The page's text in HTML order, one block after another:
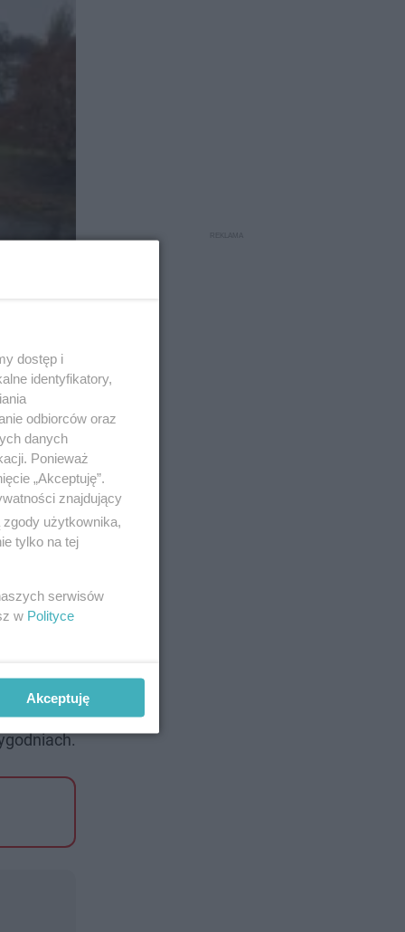
dostęp i
identyfikatory,
odbiorców oraz
danych
Ponieważ
„Akceptuję”.
znajdujący
użytkownika,
tylko na tej
serwisów
w Polityce
Akceptuję